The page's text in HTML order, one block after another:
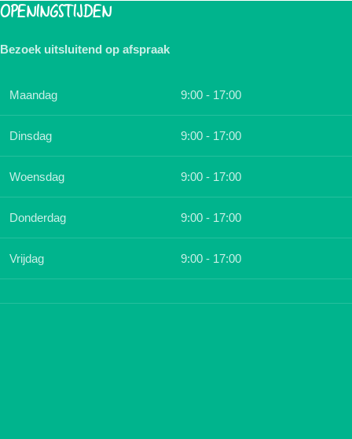
OPENINGSTIJDEN
Bezoek uitsluitend op afspraak
Maandag 9:00 - 17:00
Dinsdag 9:00 - 17:00
Woensdag 9:00 - 17:00
Donderdag 9:00 - 17:00
Vrijdag 9:00 - 17:00